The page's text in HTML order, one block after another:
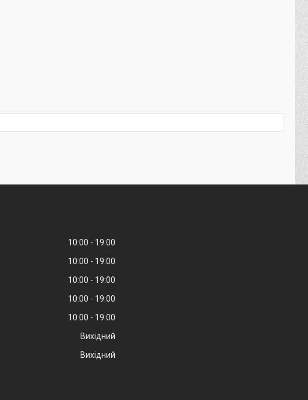
10:00
19:00
10:00
19:00
10:00
19:00
10:00
19:00
10:00
19:00
Вихідний
Вихідний